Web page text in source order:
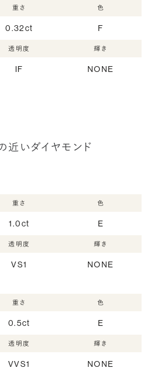
重さ
0.32ct
色
F
透明度
IF
輝き
NONE
近いダイヤモンド
重さ
1.0ct
色
E
透明度
VS1
輝き
NONE
重さ
0.5ct
色
E
透明度
VVS1
輝き
NONE